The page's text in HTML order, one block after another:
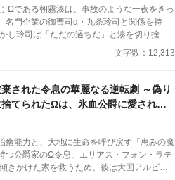
きっ
名門企業の御曹司α・九条玲司と関係を持
結婚のためβの婚約者との未来を選んだ。 深
湊は、彼の前から姿を消す。 数か月後―
して覚醒する。 その瞬間、玲司は初め
運命の番だったと知る。 「戻ってきてく
分を支え続けてくれた医師のα・神崎伊織が
着する第二のα、そして希少Ωを巡る陰謀。
と傷つきたくないΩが最後に選ぶ相手とは―
文字数：12,313
された令息の華麗なる逆転劇 ～偽り
てられたΩは、氷血公爵に愛される
癒能力と、大地に生命を呼び戻す「恵みの魔
つ公爵家のΩ令息、エリアス・フォン・ラテ